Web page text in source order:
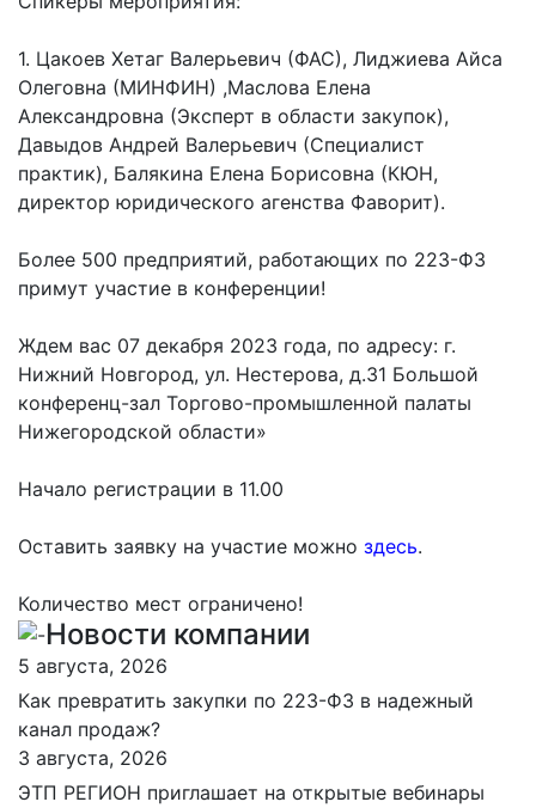
1. Цакоев Хетаг Валерьевич (ФАС), Лиджиева Айса
Олеговна (МИНФИН) ,Маслова Елена
Александровна (Эксперт в области закупок),
Давыдов Андрей Валерьевич (Специалист
практик), Балякина Елена Борисовна (КЮН,
директор юридического агенства Фаворит).
Более 500 предприятий, работающих по 223-ФЗ
примут участие в конференции!
Ждем вас 07 декабря 2023 года, по адресу: г.
Нижний Новгород, ул. Нестерова, д.31 Большой
конференц-зал Торгово-промышленной палаты
Нижегородской области»
Начало регистрации в 11.00
Оставить заявку на участие можно здесь.
Количество мест ограничено!
Новости компании
5 августа, 2026
Как превратить закупки по 223-ФЗ в надежный
канал продаж?
3 августа, 2026
ЭТП РЕГИОН приглашает на открытые вебинары